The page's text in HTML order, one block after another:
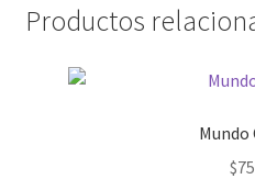
Productos
Mundo
$